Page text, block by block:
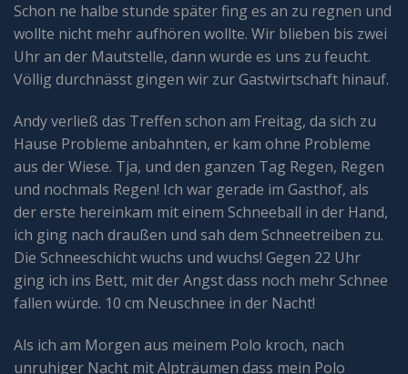
Schon ne halbe stunde später fing es an zu regnen und
wollte nicht mehr aufhören wollte. Wir blieben bis zwei
Uhr an der Mautstelle, dann wurde es uns zu feucht.
Völlig durchnässt gingen wir zur Gastwirtschaft hinauf.
Andy verließ das Treffen schon am Freitag, da sich zu
Hause Probleme anbahnten, er kam ohne Probleme
aus der Wiese. Tja, und den ganzen Tag Regen, Regen
und nochmals Regen! Ich war gerade im Gasthof, als
der erste hereinkam mit einem Schneeball in der Hand,
ich ging nach draußen und sah dem Schneetreiben zu.
Die Schneeschicht wuchs und wuchs! Gegen 22 Uhr
ging ich ins Bett, mit der Angst dass noch mehr Schnee
fallen würde. 10 cm Neuschnee in der Nacht!
Als ich am Morgen aus meinem Polo kroch, nach
unruhiger Nacht mit Alpträumen dass mein Polo